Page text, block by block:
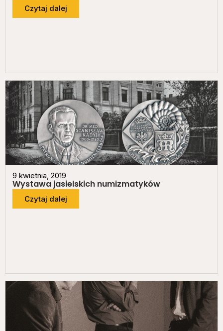
Czytaj dalej
9 kwietnia, 2019
Wystawa jasielskich numizmatyków
Czytaj dalej